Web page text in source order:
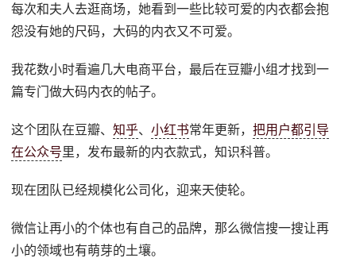
每次和夫人去逛商场，她看到一些比较可爱的内衣都会抱
怨没有她的尺码，大码的内衣又不可爱。
我花数小时看遍几大电商平台，最后在豆瓣小组才找到一
篇专门做大码内衣的帖子。
这个团队在豆瓣、知乎、小红书常年更新，把用户都引导
在公众号里，发布最新的内衣款式，知识科普。
现在团队已经规模化公司化，迎来天使轮。
微信让再小的个体也有自己的品牌，那么微信搜一搜让再
小的领域也有萌芽的土壤。